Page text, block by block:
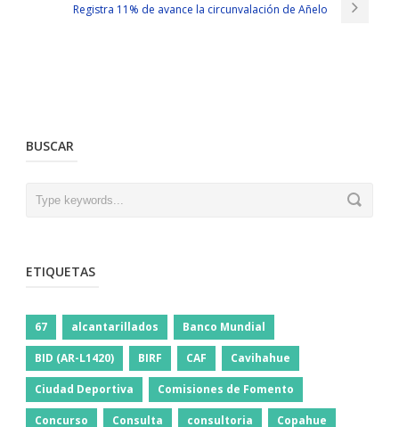
Registra 11% de avance la circunvalación de Añelo
BUSCAR
ETIQUETAS
67 alcantarillados Banco Mundial
BID (AR-L1420) BIRF CAF Cavihahue
Ciudad Deportiva Comisiones de Fomento
Concurso Consulta consultoria Copahue